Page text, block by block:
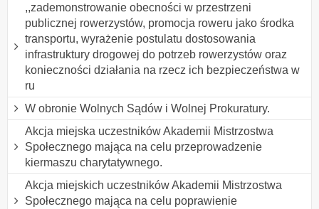
,,zademonstrowanie obecności w przestrzeni
publicznej rowerzystów, promocja roweru jako środka
transportu, wyrażenie postulatu dostosowania
infrastruktury drogowej do potrzeb rowerzystów oraz
konieczności działania na rzecz ich bezpieczeństwa w
ru
W obronie Wolnych Sądów i Wolnej Prokuratury.
Akcja miejska uczestników Akademii Mistrzostwa
Społecznego mająca na celu przeprowadzenie
kiermaszu charytatywnego.
Akcja miejskich uczestników Akademii Mistrzostwa
Społecznego mająca na celu poprawienie